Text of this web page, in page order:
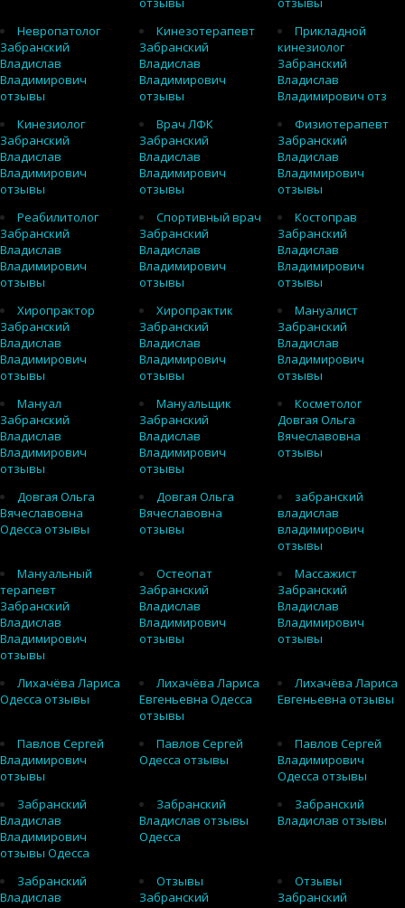
Невропатолог
Забранский
Владислав
Владимирович
отзывы
Кинезотерапевт
Забранский
Владислав
Владимирович
отзывы
Прикладной
кинезиолог
Забранский
Владислав
Владимирович отз
Кинезиолог
Забранский
Владислав
Владимирович
отзывы
Врач ЛФК
Забранский
Владислав
Владимирович
отзывы
Физиотерапевт
Забранский
Владислав
Владимирович
отзывы
Реабилитолог
Забранский
Владислав
Владимирович
отзывы
Спортивный врач
Забранский
Владислав
Владимирович
отзывы
Костоправ
Забранский
Владислав
Владимирович
отзывы
Хиропрактор
Забранский
Владислав
Владимирович
отзывы
Хиропрактик
Забранский
Владислав
Владимирович
отзывы
Мануалист
Забранский
Владислав
Владимирович
отзывы
Мануал
Забранский
Владислав
Владимирович
отзывы
Мануальщик
Забранский
Владислав
Владимирович
отзывы
Косметолог
Довгая Ольга
Вячеславовна
отзывы
Довгая Ольга
Вячеславовна
Одесса отзывы
Довгая Ольга
Вячеславовна
отзывы
забранский
владислав
владимирович
отзывы
Мануальный
терапевт
Забранский
Владислав
Владимирович
отзывы
Остеопат
Забранский
Владислав
Владимирович
отзывы
Массажист
Забранский
Владислав
Владимирович
отзывы
Лихачёва Лариса
Одесса отзывы
Лихачёва Лариса
Евгеньевна Одесса
отзывы
Лихачёва Лариса
Евгеньевна отзывы
Павлов Сергей
Владимирович
отзывы
Павлов Сергей
Одесса отзывы
Павлов Сергей
Владимирович
Одесса отзывы
Забранский
Владислав
Владимирович
отзывы Одесса
Забранский
Владислав отзывы
Одесса
Забранский
Владислав отзывы
Забранский
Владислав
Отзывы
Забранский
Отзывы
Забранский